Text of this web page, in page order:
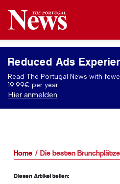
Reduced Ads
Read The Portugal News with
19.99€ per year.
Hier anmelden
Home Die besten
Diesen Artikel teilen: